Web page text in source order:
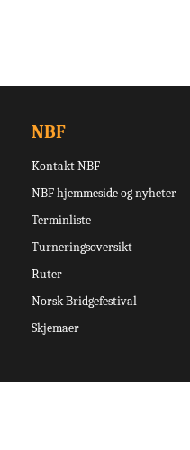
NBF
Kontakt NBF
NBF hjemmeside og nyheter
Terminliste
Turneringsoversikt
Ruter
Norsk Bridgefestival
Skjemaer